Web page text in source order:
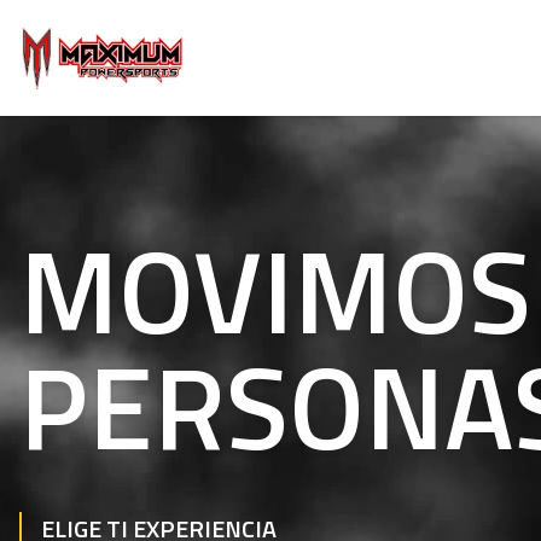
MOVIMOS
ELIGE TI EXPERIENCIA